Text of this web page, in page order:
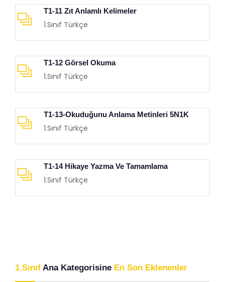
T1-11 Zıt Anlamlı Kelimeler
1.Sınıf Türkçe
T1-12 Görsel Okuma
1.Sınıf Türkçe
T1-13-Okuduğunu Anlama Metinleri 5N1K
1.Sınıf Türkçe
T1-14 Hikaye Yazma Ve Tamamlama
1.Sınıf Türkçe
1.Sınıf Ana Kategorisine En Son Eklenenler